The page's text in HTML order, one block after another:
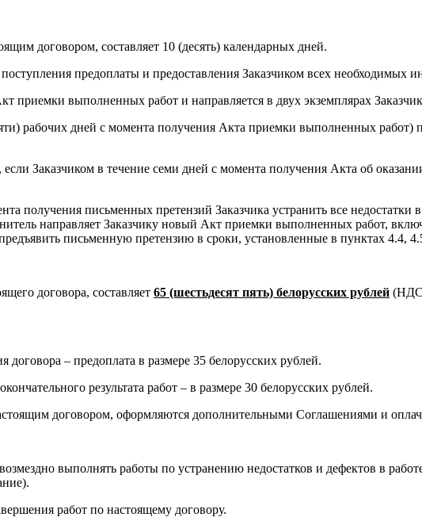
договором, составляет 10 (десять) календарных дней.
предоплаты и предоставления Заказчиком всех необходимых
приемки выполненных работ и направляется в двух экземплярах
рабочих дней с момента получения Акта приемки выполненных работ)
Заказчиком в течение семи дней с момента получения Акта об
получения письменных претензий Заказчика устранить все недостатки
направляет Заказчику новый Акт приемки выполненных работ,
письменную претензию в сроки, установленные в пунктах 4.4,
договора, составляет 65 (шестьдесят пять) белорусских рублей (НДС
– предоплата в размере 35 белорусских рублей.
результата работ – в размере 30 белорусских рублей.
договором, оформляются дополнительными Соглашениями и
выполнять работы по устранению недостатков и дефектов в
работ по настоящему договору.